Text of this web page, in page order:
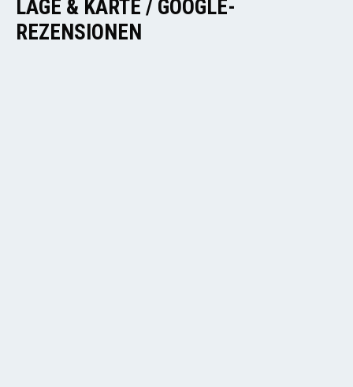
LAGE & KARTE / GOOGLE-
REZENSIONEN